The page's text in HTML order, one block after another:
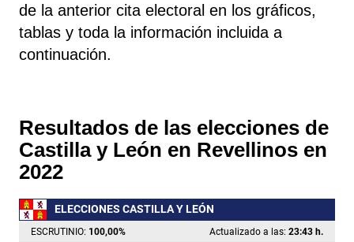
de la anterior cita electoral en los gráficos,
tablas y toda la información incluida a
continuación.
Resultados de las elecciones de
Castilla y León en Revellinos en
2022
ELECCIONES CASTILLA Y LEÓN
ESCRUTINIO: 100,00% Actualizado a las: 23:43 h.